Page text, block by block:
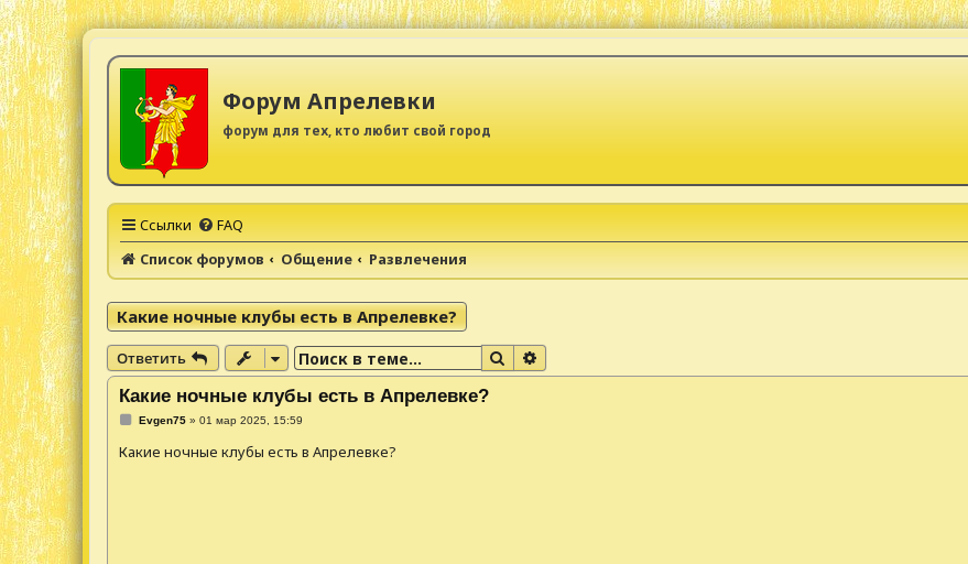
Форум Апрелевки
форум для тех, кто любит свой город
Ссылки FAQ
Список форумов
Общение Развлечения
Какие ночные клубы есть в Апрелевке?
Ответить Поиск
Какие ночные клубы есть в Апрелевке?
С
б
Evgen75» 01 мар 2025, 15:59
Какие ночные клубы есть в Апрелевке?